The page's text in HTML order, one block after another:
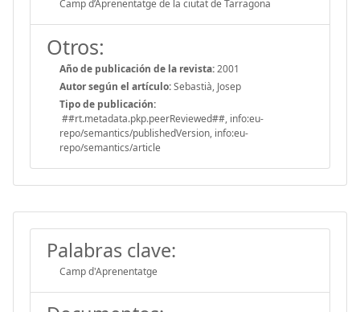
Camp d’Aprenentatge de la ciutat de Tarragona
Otros:
Año de publicación de la revista:2001
Autor según el artículo:Sebastià, Josep
Tipo de publicación:
##rt.metadata.pkp.peerReviewed##, info:eu-
repo/semantics/publishedVersion, info:eu-
repo/semantics/article
Palabras clave:
Camp d'Aprenentatge